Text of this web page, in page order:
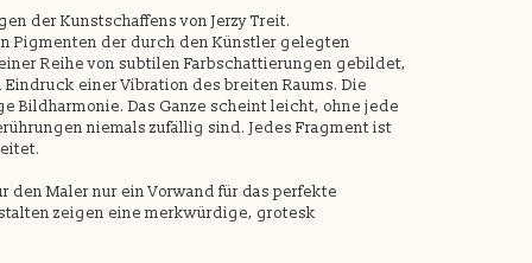
der Kunstschaffens von Jerzy Treit.
Pigmenten der durch den Künstler gelegten
Reihe von subtilen Farbschattierungen gebildet,
einer Vibration des breiten Raums. Die
Bildharmonie. Das Ganze scheint leicht, ohne jede
niemals zufällig sind. Jedes Fragment ist
Maler nur ein Vorwand für das perfekte
zeigen eine merkwürdige, grotesk